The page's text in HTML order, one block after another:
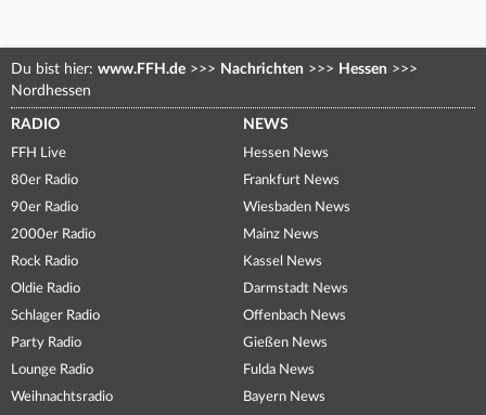
Du bist hier: www.FFH.de >>> Nachrichten >>> Hessen >>>
Nordhessen
RADIO
FFH Live
80er Radio
90er Radio
2000er Radio
Rock Radio
Oldie Radio
Schlager Radio
Party Radio
Lounge Radio
Weihnachtsradio
NEWS
Hessen News
Frankfurt News
Wiesbaden News
Mainz News
Kassel News
Darmstadt News
Offenbach News
Gießen News
Fulda News
Bayern News